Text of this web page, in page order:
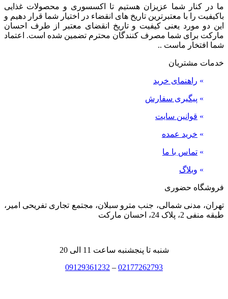
ما در کنار شما عزیزان هستیم تا اکسسوری و محصولات غذایی
باکیفیت را با معتبرترین تاریخ های انقضاء در اختیار شما قرار دهیم و
این دو مورد یعنی کیفیت و تاریخ انقضای معتبر از طرف احسان
مارکت برای شما مصرف کنندگان محترم تضمین شده است. اعتماد
شما افتخار ماست ..
خدمات مشتریان
» راهنمای خرید
» پیگیری سفارش
» قوانین سایت
» خرید عمده
» تماس با ما
» وبلاگ
فروشگاه حضوری
تهران، مدنی شمالی، جنب مترو سبلان، مجتمع تجاری تفریحی امیر،
طبقه منفی 2، پلاک 24، احسان مارکت
شنبه تا پنجشنبه ساعت 11 الی 20
02177262793
–
09129361232